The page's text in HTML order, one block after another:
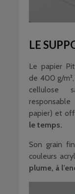
LE
Le papier
de 400 g/
cellulose
papier) et
le temps.
Son grain
couleurs
plume, à